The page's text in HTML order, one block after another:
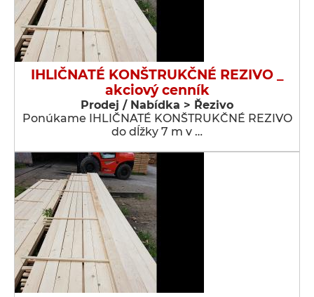
IHLIČNATÉ KONŠTRUKČNÉ REZIVO _
akciový cenník
Prodej / Nabídka > Řezivo
Ponúkame IHLIČNATÉ KONŠTRUKČNÉ REZIVO
do dĺžky 7 m v …